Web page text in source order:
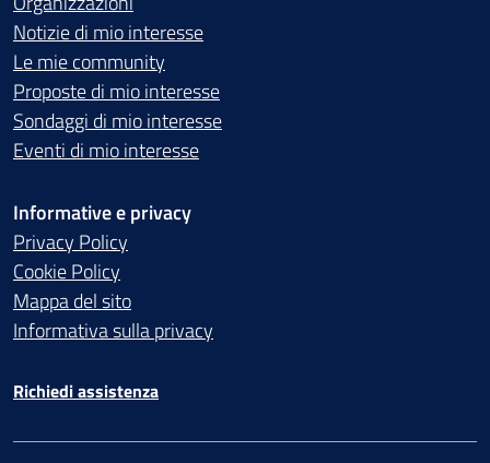
Notizie di mio interesse
Le mie community
Proposte di mio interesse
Sondaggi di mio interesse
Eventi di mio interesse
Informative e privacy
Privacy Policy
Cookie Policy
Mappa del sito
Informativa sulla privacy
Richiedi assistenza